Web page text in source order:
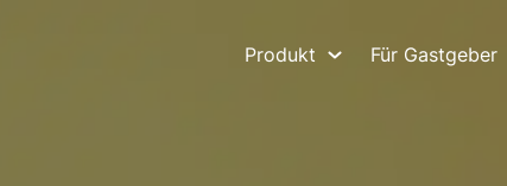
Produkt Für Gastgeber